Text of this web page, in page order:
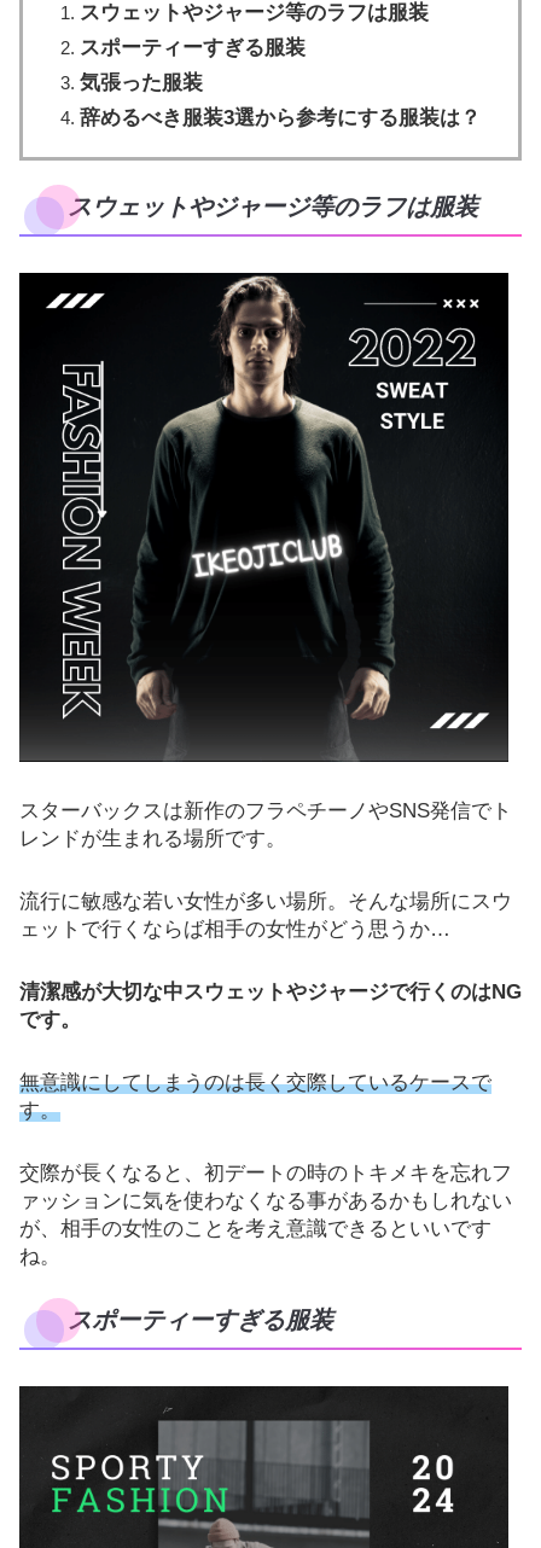
スウェットやジャージ等のラフは服装
スポーティーすぎる服装
気張った服装
辞めるべき服装3選から参考にする服装は？
スウェットやジャージ等のラフは服装
スターバックスは新作のフラペチーノやSNS発信でト
レンドが生まれる場所です。
流行に敏感な若い女性が多い場所。そんな場所にスウ
ェットで行くならば相手の女性がどう思うか…
清潔感が大切な中スウェットやジャージで行くのはNG
です。
無意識にしてしまうのは長く交際しているケースで
す。
交際が長くなると、初デートの時のトキメキを忘れフ
ァッションに気を使わなくなる事があるかもしれない
が、相手の女性のことを考え意識できるといいです
ね。
スポーティーすぎる服装